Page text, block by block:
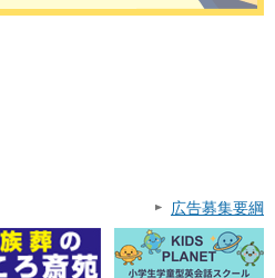
広告募集要綱